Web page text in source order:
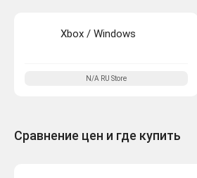
Xbox / Windows
N/A RU Store
Сравнение цен и где купить